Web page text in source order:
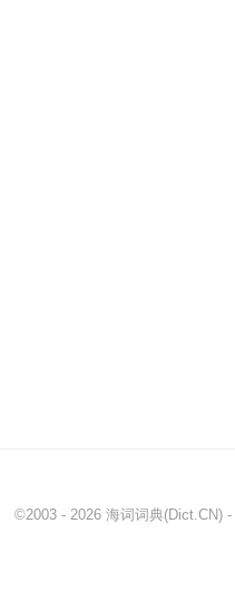
©2003 - 2026 海词词典(Dict.CN)